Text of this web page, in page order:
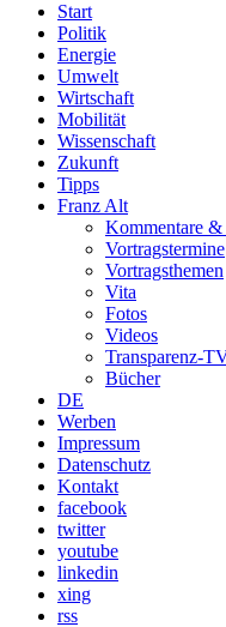
Start
Politik
Energie
Umwelt
Wirtschaft
Mobilität
Wissenschaft
Zukunft
Tipps
Franz Alt
Kommentare
Vortragstermine
Vortragsthemen
Vita
Fotos
Videos
Transparenz-
Bücher
DE
Werben
Impressum
Datenschutz
Kontakt
facebook
twitter
youtube
linkedin
xing
rss